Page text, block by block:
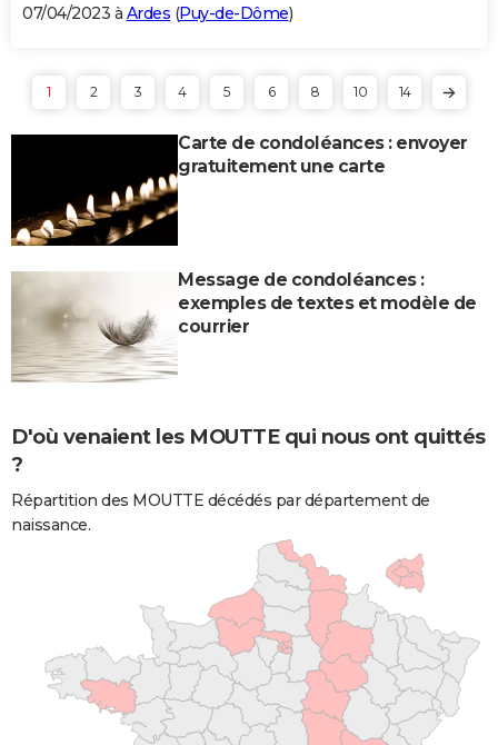
07/04/2023 à Ardes (Puy-de-Dôme)
1 2 3 4 5 6 8 10 14
Carte de condoléances : envoyer
gratuitement une carte
Message de condoléances :
exemples de textes et modèle de
courrier
D'où venaient les MOUTTE qui nous ont quittés
?
Répartition des MOUTTE décédés par département de
naissance.